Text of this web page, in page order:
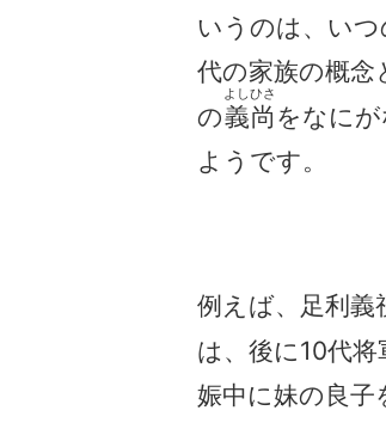
いうのは、い
代の家族の概念
の義尚
よしひさ
をなに
ようです。
例えば、足利義
は、後に10代将
娠中に妹の良子